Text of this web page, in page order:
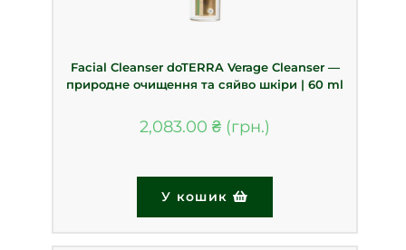
Facial Cleanser doTERRA Verage Cleanser —
природне очищення та сяйво шкіри | 60 ml
2,083.00 ₴
У кошик